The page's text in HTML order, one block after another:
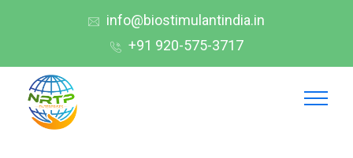
info@biostimulantindia.in
+91 920-575-3717